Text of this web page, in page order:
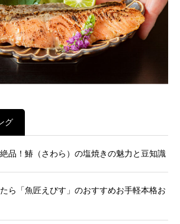
グ
品！鰆（さわら）の塩焼きの魅力と豆知識
ら「魚匠えびす」のおすすめお手軽本格お